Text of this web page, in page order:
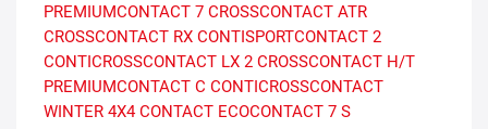
PREMIUMCONTACT 7 CROSSCONTACT ATR
CROSSCONTACT RX CONTISPORTCONTACT 2
CONTICROSSCONTACT LX 2 CROSSCONTACT H/T
PREMIUMCONTACT C CONTICROSSCONTACT
WINTER 4X4 CONTACT ECOCONTACT 7 S